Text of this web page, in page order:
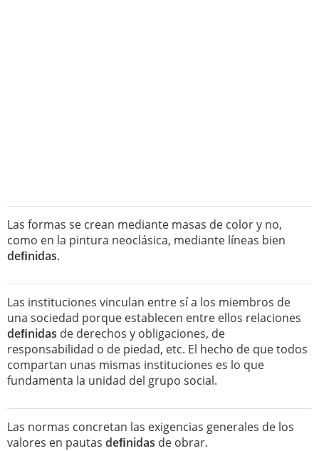
Las formas se crean mediante masas de color y no,
como en la pintura neoclásica, mediante líneas bien
deﬁnidas.
Las instituciones vinculan entre sí a los miembros de
una sociedad porque establecen entre ellos relaciones
deﬁnidas de derechos y obligaciones, de
responsabilidad o de piedad, etc. El hecho de que todos
compartan unas mismas instituciones es lo que
fundamenta la unidad del grupo social.
Las normas concretan las exigencias generales de los
valores en pautas deﬁnidas de obrar.